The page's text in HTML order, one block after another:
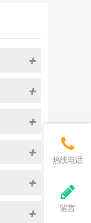
热线电话
留言